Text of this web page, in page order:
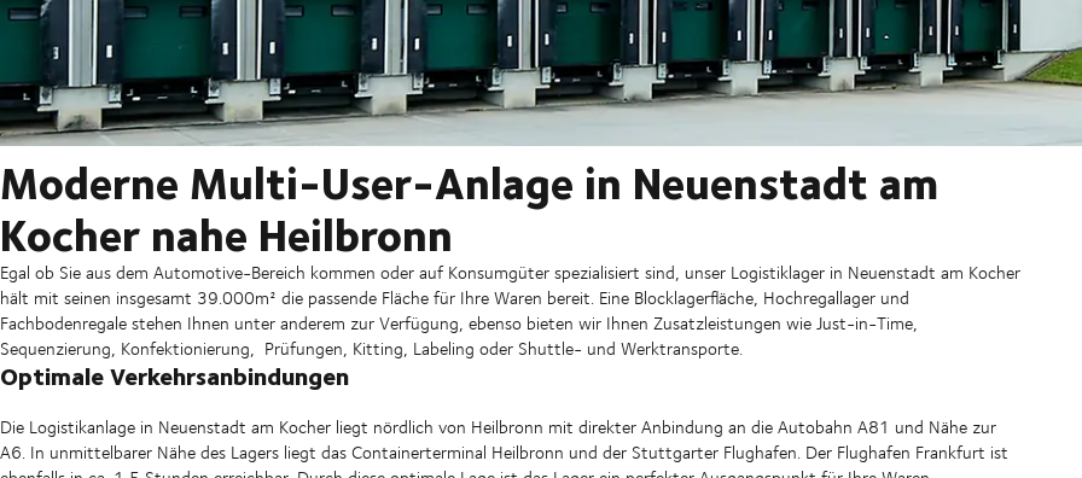
Moderne Multi-User-Anlage in Neuenstadt am
Kocher nahe Heilbronn
Egal ob Sie aus dem Automotive-Bereich kommen oder auf Konsumgüter spezialisiert sind, unser Logistiklager in Neuenstadt am Kocher
hält mit seinen insgesamt 39.000m² die passende Fläche für Ihre Waren bereit. Eine Blocklagerfläche, Hochregallager und
Fachbodenregale stehen Ihnen unter anderem zur Verfügung, ebenso bieten wir Ihnen Zusatzleistungen wie Just-in-Time,
Sequenzierung, Konfektionierung, Prüfungen, Kitting, Labeling oder Shuttle- und Werktransporte.
Optimale Verkehrsanbindungen
Die Logistikanlage in Neuenstadt am Kocher liegt nördlich von Heilbronn mit direkter Anbindung an die Autobahn A81 und Nähe zur
A6. In unmittelbarer Nähe des Lagers liegt das Containerterminal Heilbronn und der Stuttgarter Flughafen. Der Flughafen Frankfurt ist